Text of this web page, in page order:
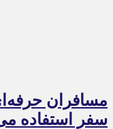
مسافران
سفر استفاده